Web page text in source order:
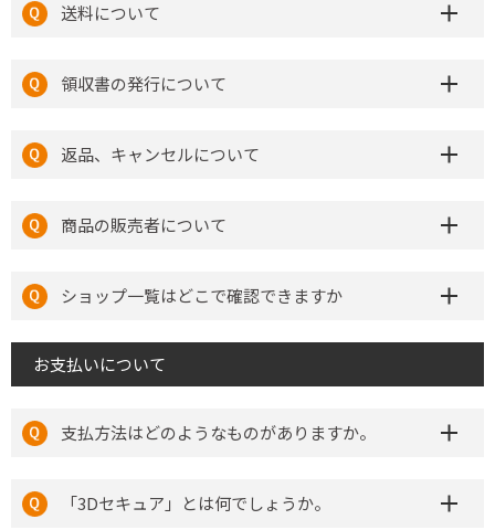
送料について
領収書の発行について
返品、キャンセルについて
商品の販売者について
ショップ一覧はどこで確認できますか
お支払いについて
支払方法はどのようなものがありますか。
「3Dセキュア」とは何でしょうか。